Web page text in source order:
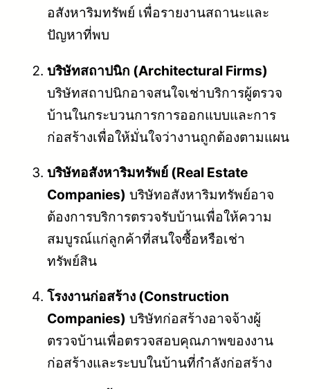
อสังหาริมทรัพย์ เพื่อรายงานสถานะและ
ปัญหาที่พบ
บริษัทสถาปนิก (Architectural Firms)
บริษัทสถาปนิกอาจสนใจเช่าบริการผู้ตรวจ
บ้านในกระบวนการการออกแบบและการ
ก่อสร้างเพื่อให้มั่นใจว่างานถูกต้องตามแผน
บริษัทอสังหาริมทรัพย์ (Real Estate
Companies) บริษัทอสังหาริมทรัพย์อาจ
ต้องการบริการตรวจรับบ้านเพื่อให้ความ
สมบูรณ์แก่ลูกค้าที่สนใจซื้อหรือเช่า
ทรัพย์สิน
โรงงานก่อสร้าง (Construction
Companies) บริษัทก่อสร้างอาจจ้างผู้
ตรวจบ้านเพื่อตรวจสอบคุณภาพของงาน
ก่อสร้างและระบบในบ้านที่กำลังก่อสร้าง